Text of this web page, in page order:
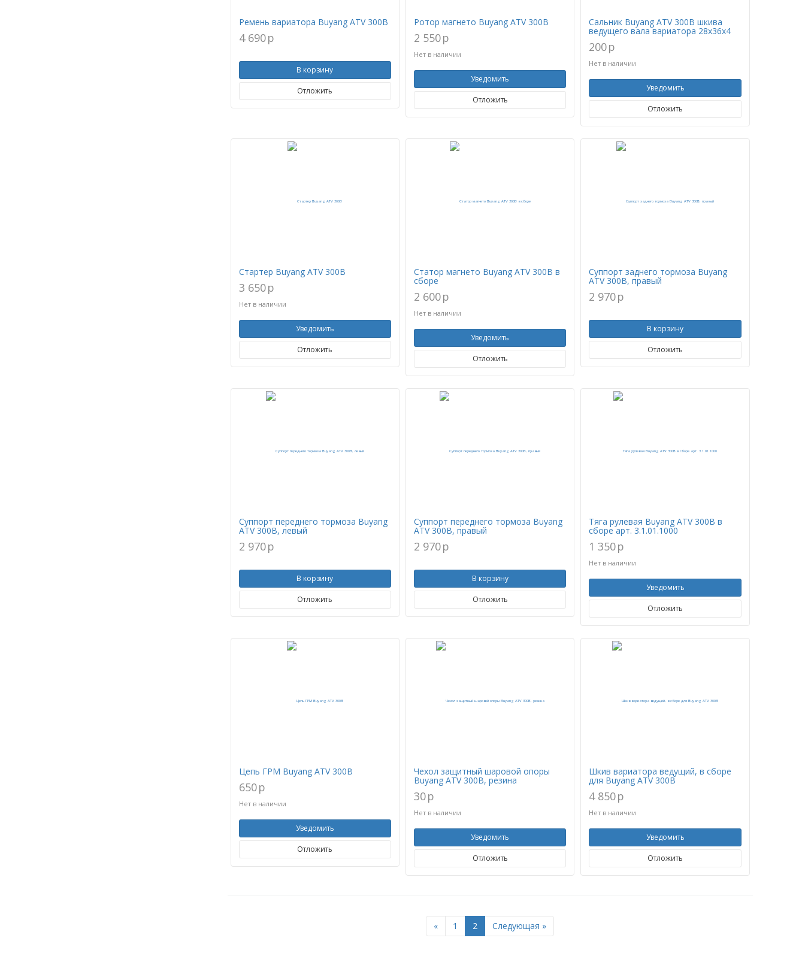
Ремень вариатора Buyang ATV 300B
4 690p
В корзину
Отложить
Ротор магнето Buyang ATV 300B
2 550p
Нет в наличии
Уведомить
Отложить
Сальник Buyang ATV 300B шкива
ведущего вала вариатора 28x36x4
200p
Нет в наличии
Уведомить
Отложить
Стартер Buyang ATV 300B
3 650p
Нет в наличии
Уведомить
Отложить
Статор магнето Buyang ATV 300B в
сборе
2 600p
Нет в наличии
Уведомить
Отложить
Суппорт заднего тормоза Buyang
ATV 300B, правый
2 970p
В корзину
Отложить
Суппорт переднего тормоза Buyang
ATV 300B, левый
2 970p
В корзину
Отложить
Суппорт переднего тормоза Buyang
ATV 300B, правый
2 970p
В корзину
Отложить
Тяга рулевая Buyang ATV 300B в
сборе арт. 3.1.01.1000
1 350p
Нет в наличии
Уведомить
Отложить
Цепь ГРМ Buyang ATV 300B
650p
Нет в наличии
Уведомить
Отложить
Чехол защитный шаровой опоры
Buyang ATV 300B, резина
30p
Нет в наличии
Уведомить
Отложить
Шкив вариатора ведущий, в сборе
для Buyang ATV 300B
4 850p
Нет в наличии
Уведомить
Отложить
«Previous
1 2 Следующая »Next